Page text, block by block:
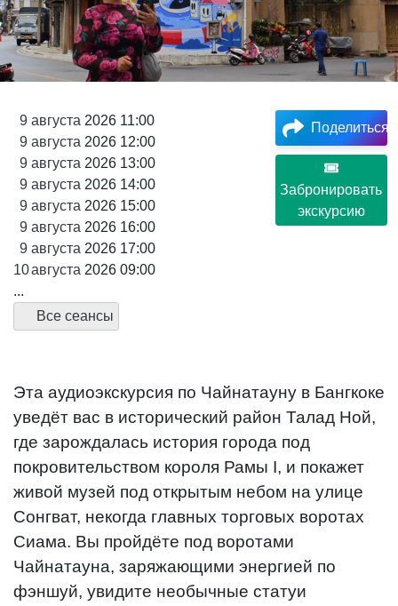
9 августа 2026 11:00
9 августа 2026 12:00
9 августа 2026 13:00
9 августа 2026 14:00
9 августа 2026 15:00
9 августа 2026 16:00
9 августа 2026 17:00
10августа 2026 09:00
...
Все сеансы
Поделиться
Забронировать
экскурсию
Эта аудиоэкскурсия по Чайнатауну в Бангкоке
уведёт вас в исторический район Талад Ной,
где зарождалась история города под
покровительством короля Рамы I, и покажет
живой музей под открытым небом на улице
Сонгват, некогда главных торговых воротах
Сиама. Вы пройдёте под воротами
Чайнатауна, заряжающими энергией по
фэншуй, увидите необычные статуи